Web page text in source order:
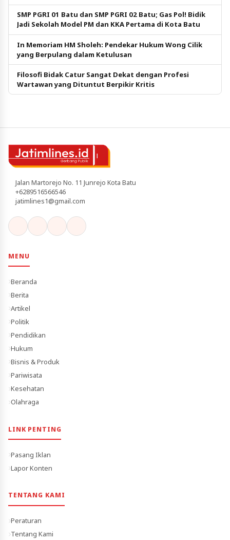
SMP PGRI 01 Batu dan SMP PGRI 02 Batu; Gas Pol! Bidik
Jadi Sekolah Model PM dan KKA Pertama di Kota Batu
In Memoriam HM Sholeh: Pendekar Hukum Wong Cilik
yang Berpulang dalam Ketulusan
Filosofi Bidak Catur Sangat Dekat dengan Profesi
Wartawan yang Dituntut Berpikir Kritis
Jalan Martorejo No. 11 Junrejo Kota Batu
+6289516566546
jatimlines1@gmail.com
MENU
Beranda
Berita
Artikel
Politik
Pendidikan
Hukum
Bisnis & Produk
Pariwisata
Kesehatan
Olahraga
LINK PENTING
Pasang Iklan
Lapor Konten
TENTANG KAMI
Peraturan
Tentang Kami